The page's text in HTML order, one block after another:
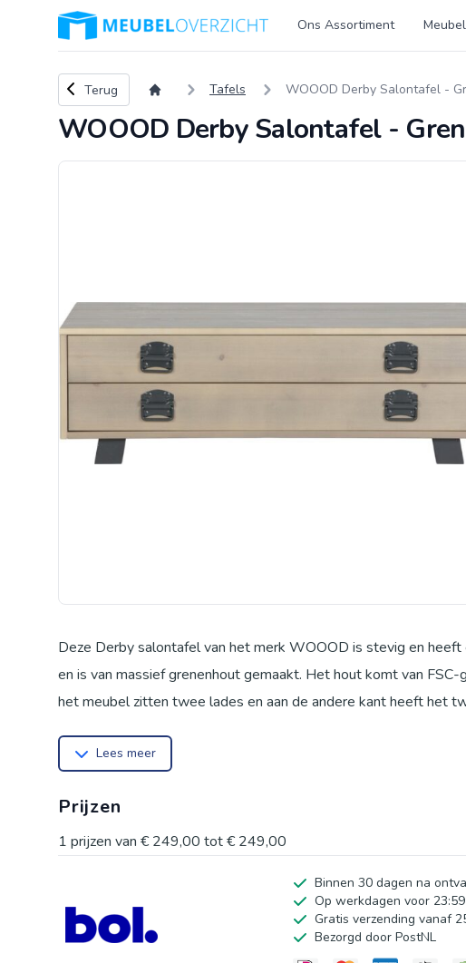
Logo Meubeloverzicht.nl Ons Assortiment
Terug naar overzicht
Terug Tafels WOOOD Derby Salontafel -
WOOOD Derby Salontafel -
Deze Derby salontafel van het merk WOOOD is stevig en
en is van massief grenenhout gemaakt. Het hout komt van
het meubel zitten twee lades en aan de andere kant heeft het
harde vloeren viltglijders onder de poten, dit voorkomt
Lees meer
Prijzen
1 prijzen van € 249,00 tot€ 249,00
Binnen 30 dagen na
Op werkdagen voor
Gratis verzending vanaf
Bezorgd door PostNL